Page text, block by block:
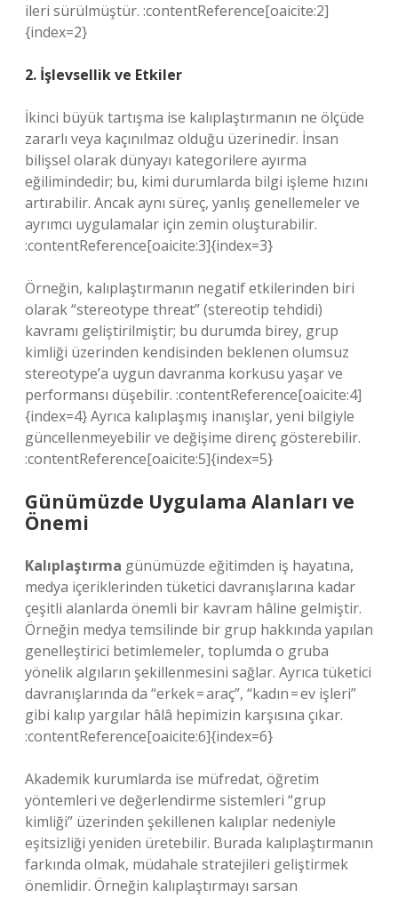
ileri sürülmüştür. :contentReference[oaicite:2]
{index=2}
2. İşlevsellik ve Etkiler
İkinci büyük tartışma ise kalıplaştırmanın ne ölçüde
zararlı veya kaçınılmaz olduğu üzerinedir. İnsan
bilişsel olarak dünyayı kategorilere ayırma
eğilimindedir; bu, kimi durumlarda bilgi işleme hızını
artırabilir. Ancak aynı süreç, yanlış genellemeler ve
ayrımcı uygulamalar için zemin oluşturabilir.
:contentReference[oaicite:3]{index=3}
Örneğin, kalıplaştırmanın negatif etkilerinden biri
olarak “stereotype threat” (stereotip tehdidi)
kavramı geliştirilmiştir; bu durumda birey, grup
kimliği üzerinden kendisinden beklenen olumsuz
stereotype’a uygun davranma korkusu yaşar ve
performansı düşebilir. :contentReference[oaicite:4]
{index=4} Ayrıca kalıplaşmış inanışlar, yeni bilgiyle
güncellenmeyebilir ve değişime direnç gösterebilir.
:contentReference[oaicite:5]{index=5}
Günümüzde Uygulama Alanları ve
Önemi
Kalıplaştırma günümüzde eğitimden iş hayatına,
medya içeriklerinden tüketici davranışlarına kadar
çeşitli alanlarda önemli bir kavram hâline gelmiştir.
Örneğin medya temsilinde bir grup hakkında yapılan
genelleştirici betimlemeler, toplumda o gruba
yönelik algıların şekillenmesini sağlar. Ayrıca tüketici
davranışlarında da “erkek = araç”, “kadın = ev işleri”
gibi kalıp yargılar hâlâ hepimizin karşısına çıkar.
:contentReference[oaicite:6]{index=6}
Akademik kurumlarda ise müfredat, öğretim
yöntemleri ve değerlendirme sistemleri “grup
kimliği” üzerinden şekillenen kalıplar nedeniyle
eşitsizliği yeniden üretebilir. Burada kalıplaştırmanın
farkında olmak, müdahale stratejileri geliştirmek
önemlidir. Örneğin kalıplaştırmayı sarsan